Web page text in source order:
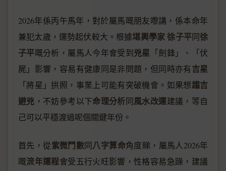
2026年係丙午馬年，對於屬馬嘅朋友嚟講，係本命年
兼犯太歲，運勢起伏較大。根據堪輿學家徐子平同徐
子平嘅分析，屬馬人今年會受到兇星 「劍鋒」、「伏
屍」影響，容易有健康同是非問題，但同時亦有吉星
「將星」拱照，事業上可能有突破機會。如果想趨吉
避兇 ，不妨參考以下命理分析同風水改運建議，等自
己可以平穩渡過呢個關鍵年份。
首先，從紫微鬥數同八字算命角度睇，屬馬人2026年
嘅流年運程會受五行火旺影響，性格容易急躁，建議